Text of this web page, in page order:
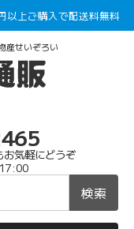
以上ご購入で配送料無料
産せいぞろい
気軽にどうぞ
検索